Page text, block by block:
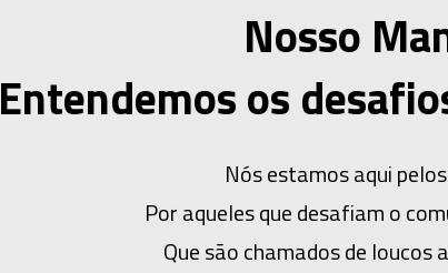
Nosso
Entendemos os
Nós estamos aqui
Por aqueles que desafiam o
Que são chamados de loucos